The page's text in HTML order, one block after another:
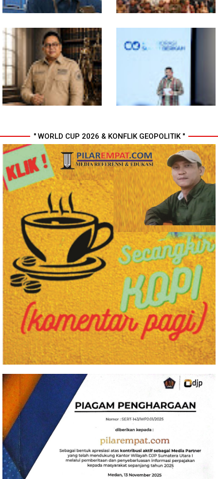
BPS Catat Inflasi Sumut pada
Juli 2026 sebesar 4,20 Persen,
Kota Gunungsitoli Inflasi
Terbesar
Ketua DPRD dan Wali Kota
Medan 2026, Fokus Susun
Program Kerja 2027 Berbasis
Digitalisasi dan Inovasi
Pengacara Kondang Pitra
Romadoni Nasution Resmi
Buka PKPA Himpunan Advokat
Karya Indonesia
Penutupan Indonesia Fashion
Week 2026, Bobby Nasution:
Sumut Siap Jadi Pusat Fashion
Indonesia Lewat Wastra
" WORLD CUP 2026 & KONFLIK GEOPOLITIK "